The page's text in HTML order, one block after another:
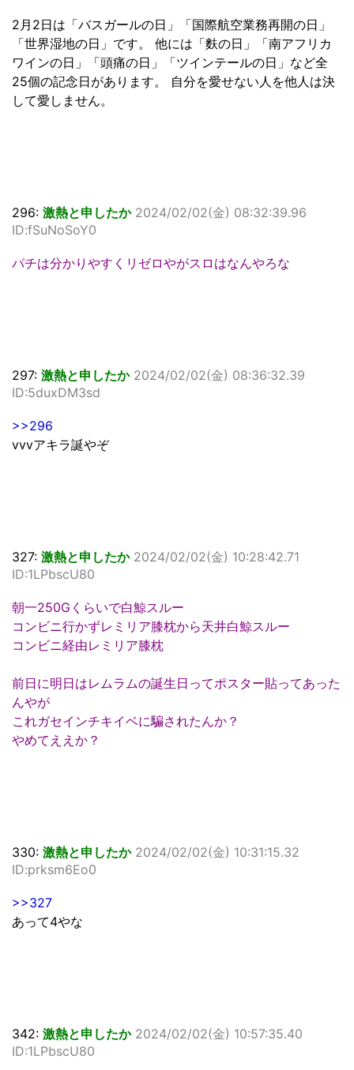
2月2日は「バスガールの日」「国際航空業務再開の日」
「世界湿地の日」です。 他には「麩の日」「南アフリカ
ワインの日」「頭痛の日」「ツインテールの日」など全
25個の記念日があります。 自分を愛せない人を他人は決
して愛しません。
296: 激熱と申したか 2024/02/02(金) 08:32:39.96
ID:fSuNoSoY0
パチは分かりやすくリゼロやがスロはなんやろな
297: 激熱と申したか 2024/02/02(金) 08:36:32.39
ID:5duxDM3sd
>>296
vvvアキラ誕やぞ
327: 激熱と申したか 2024/02/02(金) 10:28:42.71
ID:1LPbscU80
朝一250Gくらいで白鯨スルー
コンビニ行かずレミリア膝枕から天井白鯨スルー
コンビニ経由レミリア膝枕
前日に明日はレムラムの誕生日ってポスター貼ってあった
んやが
これガセインチキイベに騙されたんか？
やめてええか？
330: 激熱と申したか 2024/02/02(金) 10:31:15.32
ID:prksm6Eo0
>>327
あって4やな
342: 激熱と申したか 2024/02/02(金) 10:57:35.40
ID:1LPbscU80